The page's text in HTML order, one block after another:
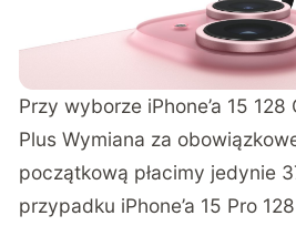
Przy wyborze iPhone’a 15
Plus Wymiana za
początkową płacimy jedynie
przypadku iPhone’a 15 Pro